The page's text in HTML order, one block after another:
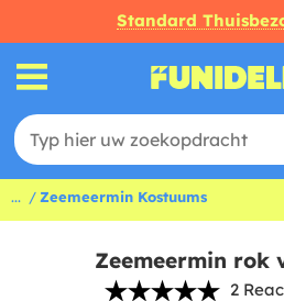
Standard
... Zeemeermin Kostuums
Zeemeermin rok
2